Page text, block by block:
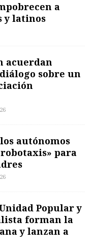
a
y latinos
acuerdan
sobre un
autónomos
para
Popular y
forman la
y lanzan a